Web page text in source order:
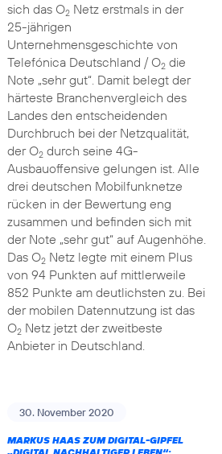
sich das O2Netz erstmals in der
25-jährigen
Unternehmensgeschichte von
Telefónica Deutschland / O2die
Note „sehr gut“. Damit belegt der
härteste Branchenvergleich des
Landes den entscheidenden
Durchbruch bei der Netzqualität,
der O2durch seine 4G-
Ausbauoffensive gelungen ist. Alle
drei deutschen Mobilfunknetze
rücken in der Bewertung eng
zusammen und befinden sich mit
der Note „sehr gut“ auf Augenhöhe.
Das O2Netz legte mit einem Plus
von 94 Punkten auf mittlerweile
852 Punkte am deutlichsten zu. Bei
der mobilen Datennutzung ist das
O2Netz jetzt der zweitbeste
Anbieter in Deutschland.
30. November 2020
MARKUS HAAS ZUM DIGITAL-GIPFEL